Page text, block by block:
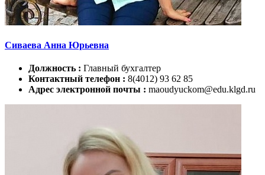
Сиваева Анна Юрьевна
Должность : Главный бухгалтер
Контактный телефон : 8(4012) 93 62 85
Адрес электронной почты : maoudyuckom@edu.klgd.ru